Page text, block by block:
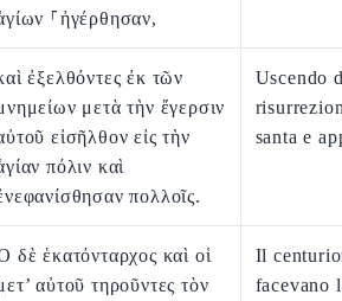
⸀ἠγέρθησαν,
ἐξελθόντες ἐκ τῶν
μετὰ τὴν ἔγερσιν
εἰσῆλθον εἰς τὴν
πόλιν καὶ
πολλοῖς.
Uscendo
santa e
δὲ ἑκατόνταρχος καὶ οἱ
αὐτοῦ τηροῦντες τὸν
Il
facevano